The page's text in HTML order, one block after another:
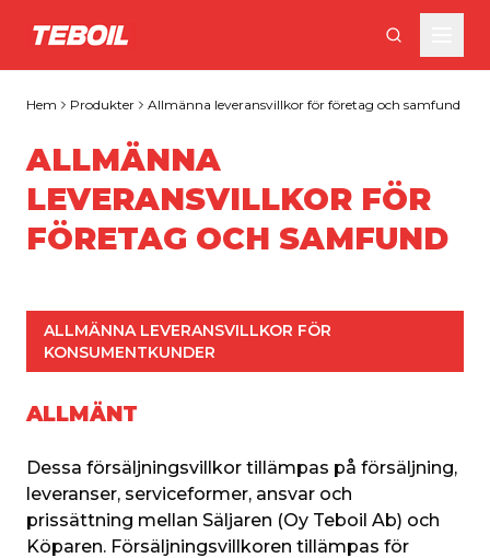
Gå till huvudinnehållet
Hem Produkter Allmänna leveransvillkor för företag och samfund
ALLMÄNNA
LEVERANSVILLKOR FÖR
FÖRETAG OCH SAMFUND
ALLMÄNNA LEVERANSVILLKOR FÖR
KONSUMENTKUNDER
ALLMÄNT
Dessa försäljningsvillkor tillämpas på försäljning,
leveranser, serviceformer, ansvar och
prissättning mellan Säljaren (Oy Teboil Ab) och
Köparen. Försäljningsvillkoren tillämpas för